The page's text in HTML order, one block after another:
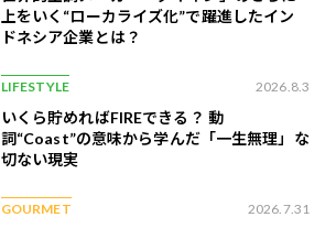
上をいく“ローカライズ化”で躍進したイン
ドネシア企業とは？
LIFESTYLE 2026.8.3
いくら貯めればFIREできる？ 動
詞“Coast”の意味から学んだ「一生無理」な
切ない現実
GOURMET 2026.7.31